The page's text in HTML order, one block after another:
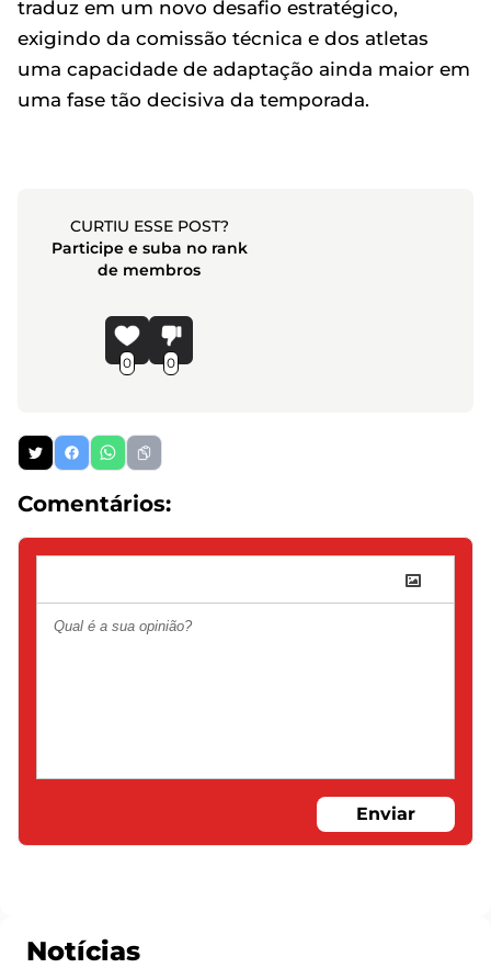
traduz em um novo desafio estratégico,
exigindo da comissão técnica e dos atletas
uma capacidade de adaptação ainda maior em
uma fase tão decisiva da temporada.
CURTIU ESSE POST?
Participe e suba no rank
de membros
0 0
Comentários:
Enviar
Notícias